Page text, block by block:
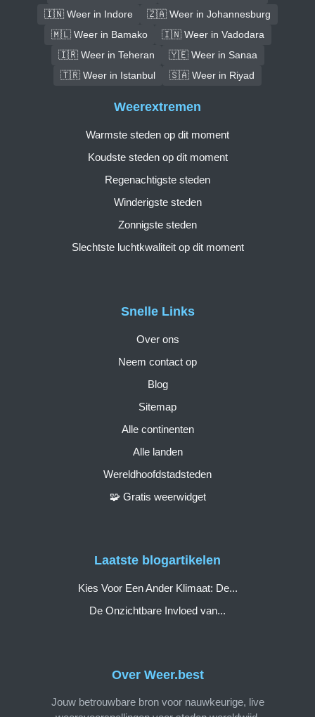
🇮🇳 Weer in Indore
🇿🇦 Weer in Johannesburg
🇲🇱 Weer in Bamako
🇮🇳 Weer in Vadodara
🇮🇷 Weer in Teheran
🇾🇪 Weer in Sanaa
🇹🇷 Weer in Istanbul
🇸🇦 Weer in Riyad
Over Weer.best
Jouw betrouwbare bron voor nauwkeurige, live
Snelle Links
Over ons
Neem contact op
Blog
Sitemap
Alle continenten
Alle landen
Wereldhoofdstadsteden
🧩 Gratis weerwidget
Weerextremen
Warmste steden op dit moment
Koudste steden op dit moment
Regenachtigste steden
Winderigste steden
Zonnigste steden
Slechtste luchtkwaliteit op dit moment
Laatste blogartikelen
Kies Voor Een Ander Klimaat: De...
De Onzichtbare Invloed van...